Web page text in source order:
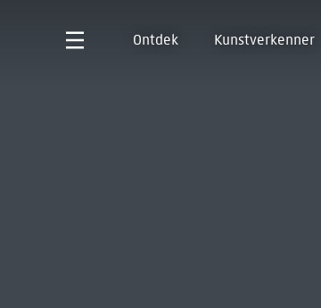
Ontdek Kunstverkenner